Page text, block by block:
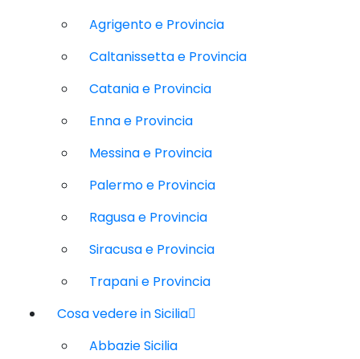
Agrigento e Provincia
Caltanissetta e Provincia
Catania e Provincia
Enna e Provincia
Messina e Provincia
Palermo e Provincia
Ragusa e Provincia
Siracusa e Provincia
Trapani e Provincia
Cosa vedere in Sicilia
Abbazie Sicilia